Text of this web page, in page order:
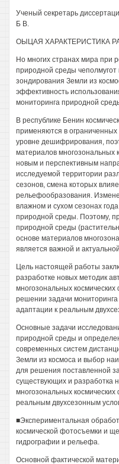
Ученый секретарь
Б В.
ОЫЦАЯ ХАРАКТЕРИСТИКА
Но многих странах мира при
природной среды
зондирования Земли из
эффективность
мониторинга природной
В республике Бенин
применяются в
уровне дешифрирования,
материалов многозональных
новым и перспективным
исследуемой территории
сезонов, смена которых
рельефообразования.
влажном и сухом сезонах
природной среды. Поэтому,
природной среды
основе материалов
является важной и
Цель настоящей работы
разработке новых методик
многозональных
решении задачи
адаптации к реальным
Основные задачи
природной среды и
современных систем
Земли из космоса и выбор
для решения поставленной
существующих и разработка
многозональных
реальным двухсезонным
■Экспериментальная
космической фотосъемки и
гидрографии и рельефа.
Основной фактической